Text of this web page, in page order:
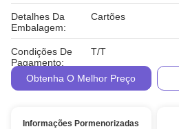
Detalhes Da
Embalagem:
Cartões
Condições De
Pagamento:
T/T
Obtenha O Melhor Preço
Informações Pormenorizadas